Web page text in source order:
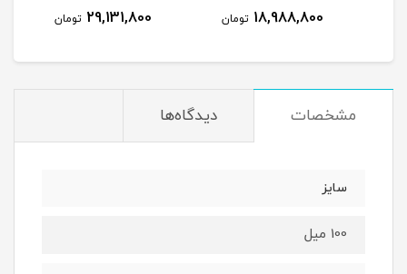
18,988,800 تومان 29,131,800 تومان
مشخصات دیدگاه‌ها
سایز
100 میل